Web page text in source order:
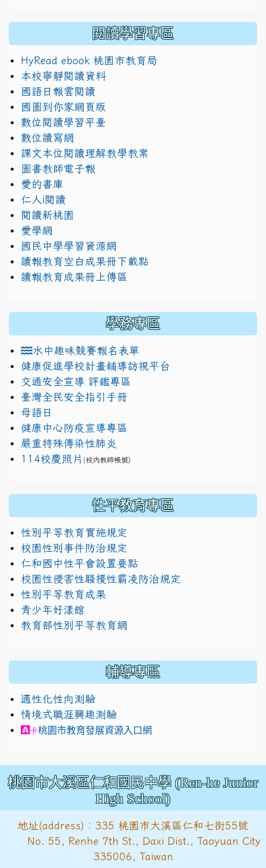
閱讀學習專區
HyRead ebook 桃園市教育局
本校寧靜閱讀資料
國語日報雲閱讀
國圖到你家網頁版
數位閱讀學習平臺
數位讀寫網
課文本位閱讀理解教學教案
圖書教師電子報
愛的書庫
仁人i閱讀
閱讀新桃園
愛學網
國民中學學習資源網
讀報教育空白成果冊下載點
讀報教育成果冊上傳區
學務專區
水中趣味競賽報名表單
健康促進學校計畫輔導訪視平台
交通安全宣導 評鑑專區
臺灣全民安全指引手冊
母語日
健康中心防疫宣導專區
嚴重特殊傳染性肺炎
114校慶照片 (校內教師帳號)
性平教育專區
性別平等教育實施規定
校園性別事件防治規定
仁和國中性平會設置要點
校園性侵害性騷擾性霸凌防治規定
性別平等教育成果
青少年好漾館
教育部性別平等教育網
輔導專區
適性化性向測驗
情境式職涯興趣測驗
link to https://exam.career.ntnu.edu.tw/cit/
卡桃園市教育發展資源入口網
桃園市大溪區仁和國民中學 (Ren-he Junior
High School)
地址(address)：335 桃園市大溪區仁和七街55號
No. 55, Renhe 7th St., Daxi Dist., Taoyuan City
335006, Taiwan